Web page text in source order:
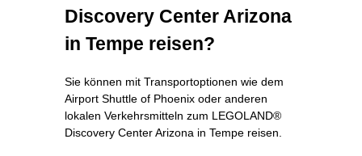
Discovery Center Arizona
in Tempe reisen?
Sie können mit Transportoptionen wie dem
Airport Shuttle of Phoenix oder anderen
lokalen Verkehrsmitteln zum LEGOLAND®
Discovery Center Arizona in Tempe reisen.